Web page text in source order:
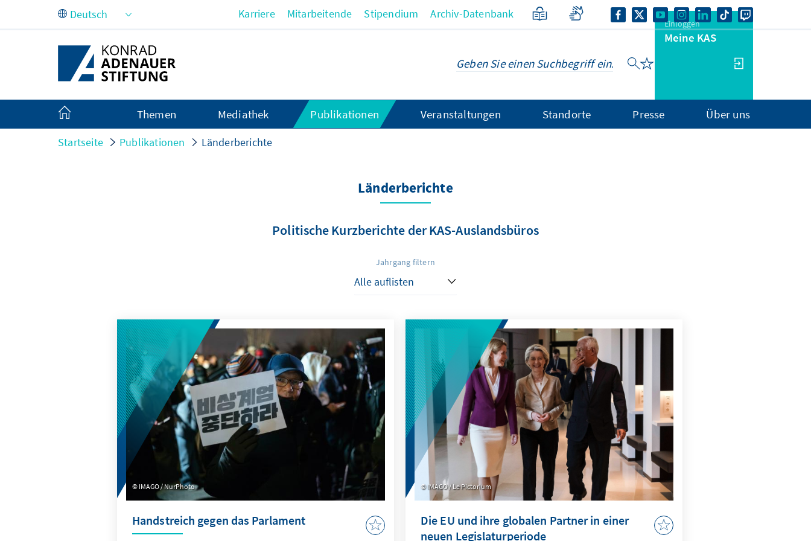
Zum Hauptinhalt springen Karriere Mitarbeitende Stipendium Archiv-Datenbank
Einloggen
Meine KAS
Themen Mediathek Publikationen Veranstaltungen Standorte Presse Über uns
Startseite Publikationen Länderberichte
Länderberichte
Politische Kurzberichte der KAS-Auslandsbüros
Jahrgang filtern
IMAGO / NurPhoto
Handstreich gegen das Parlament
IMAGO / Le Pictorium
Die EU und ihre globalen Partner in einer
neuen Legislaturperiode